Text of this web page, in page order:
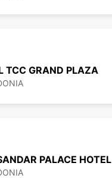
TCC GRAND PLAZA
PALACE HOTEL